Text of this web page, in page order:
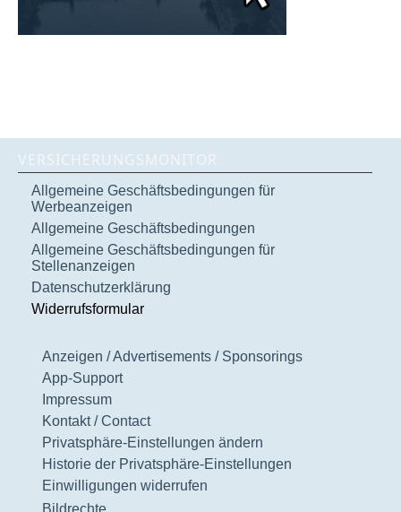
VERSICHERUNGSMONITOR
Allgemeine Geschäftsbedingungen für
Werbeanzeigen
Allgemeine Geschäftsbedingungen
Allgemeine Geschäftsbedingungen für
Stellenanzeigen
Datenschutzerklärung
Widerrufsformular
Anzeigen / Advertisements / Sponsorings
App-Support
Impressum
Kontakt / Contact
Privatsphäre-Einstellungen ändern
Historie der Privatsphäre-Einstellungen
Einwilligungen widerrufen
Bildrechte